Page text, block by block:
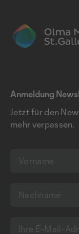
Anmeldung
Jetzt für den
mehr verpassen.